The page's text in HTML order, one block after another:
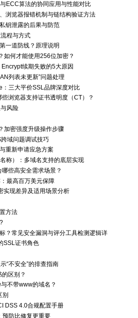
ECC算法的协同应用与性能对比
浏览器报错机制与链结构验证方法
钥泄露的后果与防范
程与方式
一道防线？原理说明
如何才能使用256位加密？
续期失败的5大原因
列表未更新”问题处理
三大平价SSL品牌深度对比
浏览器支持证书透明度（CT）？
风险
加密强度升级操作步骤
域问题调试技巧
重新申请应急方案
称）：多域名支持的底层实现
些高安全需求场景？
最高百万美元保障
实现差异及适用场景分析
方法
？常见安全漏洞与评分工具检测逻辑详
SSL证书角色
“不安全”的排查指南
区别？
不带www的域名？
别
DSS 4.0合规配置手册
预防比修复更重要